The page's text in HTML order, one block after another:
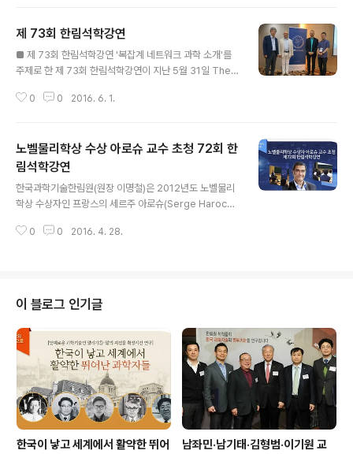
(원장 한민구)은 2018년도 노벨물리학상 수상자인 도나
스트리클런드 교수를 초청, 7월 12일 서울대학교 문화관
대강당에서 제75회 한림석학강연을 개최했다. 스트리클런
대 문화관 중강당에서 대강당으로 장소를 변경해 진행할
제 73회 한림석학강연
■ 제 73회 한림석학강연 '복잡계 네트워크 과학 소개'를
주제로 한 제 73회 한림석학강연이 지난 5월 31일 The K
키고, 복잡계 통계물리학의 발전에 크게 공헌해 온 Albert
네트워크 과학의 기본 이론과 다양한 응용에 관한 최신 연
구동향을 살펴 볼 수 있는 자리가 되었다. Barabási 교수
는 자연과 사회에 존재하는 네트워크가 불균일한 구조 즉,
허브가 존재해서 연결선 수가 멱함수에 따르는 척도 없는
네트워크(scale-free network) 구조를 갖는다는 사실
을 밝히고, Barabási–Albert ..
0 0 2016. 6. 1.
노벨물리학상 수상 아로슈 교수 초청 72회 한
림석학강연
한국과학기술한림원(원장 이명철)은 2012년도 노벨물리
학상 수상자인 프랑스의 세르주 아로슈(Serge Haroch
26일 오후 서울대학교에서 제72회 한림석학강연을 개최
전에 대해 소개했으며, 특히 레이저 분광학, 레이저 냉각,
원자시계 및 극초단 펄스 레이저 등에 대해 강연했다. 아로
슈 교수는 양자 시스템을 파괴하지 않고도 양자의 개별 시
스템들을 측정 조작할 수 있는 획기적 실험방법에 대한 업
적을 인정받아 2012년 노벨물리학상 수상자로 선..
0 0 2016. 4. 28.
이 블로그 인기글
한국이 낳고 세계에서 활약한 뛰어
남좌민·남기태·김형범·이기원 교